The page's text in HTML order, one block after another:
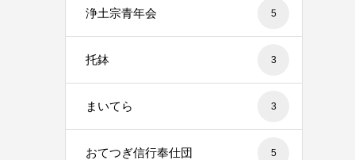
浄土宗青年会 5
托鉢 3
まいてら 3
おてつぎ信行奉仕団 5